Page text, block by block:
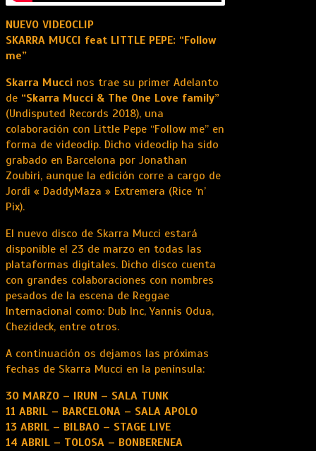
NUEVO VIDEOCLIP
SKARRA MUCCI feat LITTLE PEPE: “Follow
me”
Skarra Mucci nos trae su primer Adelanto
de “Skarra Mucci & The One Love family”
(Undisputed Records 2018), una
colaboración con Little Pepe “Follow me” en
forma de videoclip. Dicho videoclip ha sido
grabado en Barcelona por Jonathan
Zoubiri, aunque la edición corre a cargo de
Jordi « DaddyMaza » Extremera (Rice ‘n’
Pix).
El nuevo disco de Skarra Mucci estará
disponible el 23 de marzo en todas las
plataformas digitales. Dicho disco cuenta
con grandes colaboraciones con nombres
pesados de la escena de Reggae
Internacional como: Dub Inc, Yannis Odua,
Chezideck, entre otros.
A continuación os dejamos las próximas
fechas de Skarra Mucci en la península:
30 MARZO – IRUN – SALA TUNK
11 ABRIL – BARCELONA – SALA APOLO
13 ABRIL – BILBAO – STAGE LIVE
14 ABRIL – TOLOSA – BONBERENEA